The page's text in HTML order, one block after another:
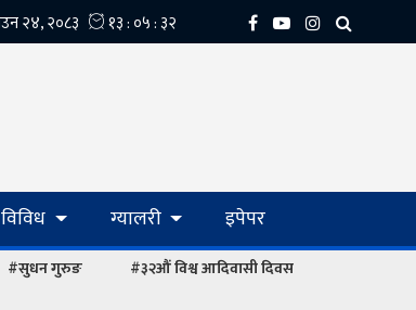
विविध ग्यालरी इपेपर
#सुधन गुरुङ
#३२औं विश्व आदिवासी दिवस